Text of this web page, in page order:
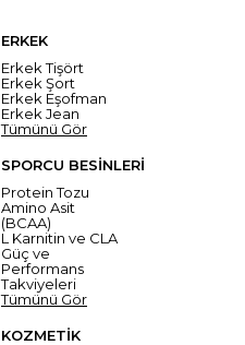
ERKEK
Erkek Tişört
Erkek Şort
Erkek Eşofman
Erkek Jean
Tümünü Gör
SPORCU BESİNLERİ
Protein Tozu
Amino Asit
(BCAA)
L Karnitin ve CLA
Güç ve
Performans
Takviyeleri
Tümünü Gör
KOZMETİK